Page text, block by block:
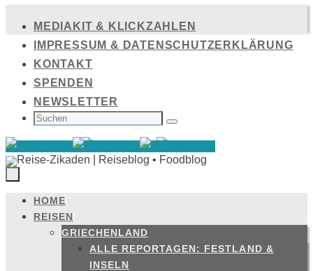
Inhalt
springen
MEDIAKIT & KLICKZAHLEN
IMPRESSUM & DATENSCHUTZERKLÄRUNG
KONTAKT
SPENDEN
NEWSLETTER
SUCHEN
NACH: Suchen
Zum
Inhalt
springen
HOME
REISEN
GRIECHENLAND
ALLE REPORTAGEN: FESTLAND &
INSELN